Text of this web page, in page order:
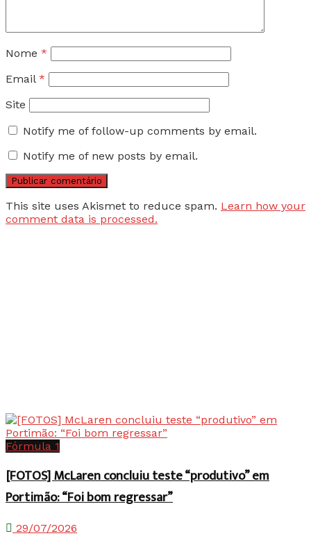
Nome *
Email *
Site
Notify me of follow-up comments by email.
Notify me of new posts by email.
This site uses Akismet to reduce spam. Learn how your
comment data is processed.
Fórmula 1
[FOTOS] McLaren concluiu teste “produtivo” em
Portimão: “Foi bom regressar”
29/07/2026